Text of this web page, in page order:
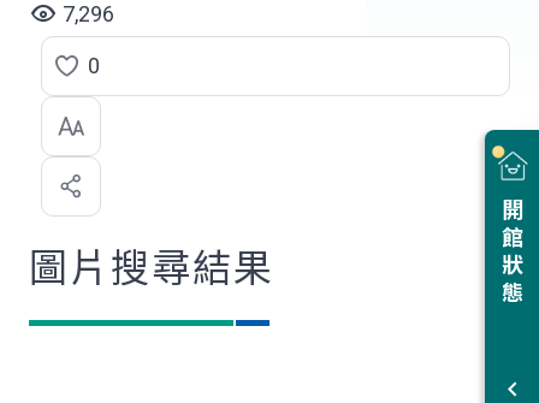
尋
開館狀態
7,296
點
選
喜
歡
0
圖片搜尋結果